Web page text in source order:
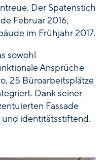
Der Spatenstich
Februar 2016,
im Frühjahr 2017.
sowohl
Ansprüche
25 Büroarbeitsplätze
Dank seiner
Fassade
identitätsstiftend.